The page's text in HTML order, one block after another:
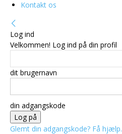
Kontakt os
Log ind
Velkommen! Log ind på din profil
dit brugernavn
din adgangskode
Glemt din adgangskode? Få hjælp.